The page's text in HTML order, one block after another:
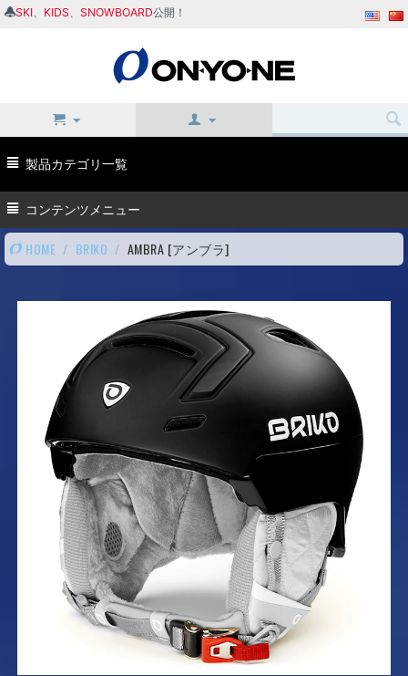
SKI KIDS SNOWBOARD公開！
製品カテゴリ一覧
コンテンツメニュー
HOME / BRIKO / AMBRA [アンブラ]